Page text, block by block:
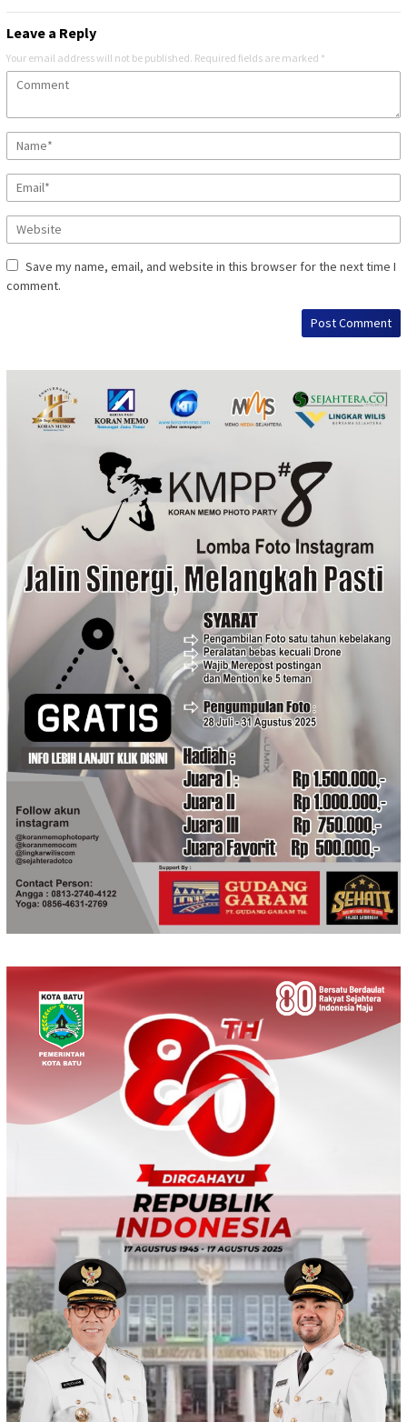
Leave a Reply
Your email address will not be published. Required fields are marked *
Save my name, email, and website in this browser for the next time I
comment.